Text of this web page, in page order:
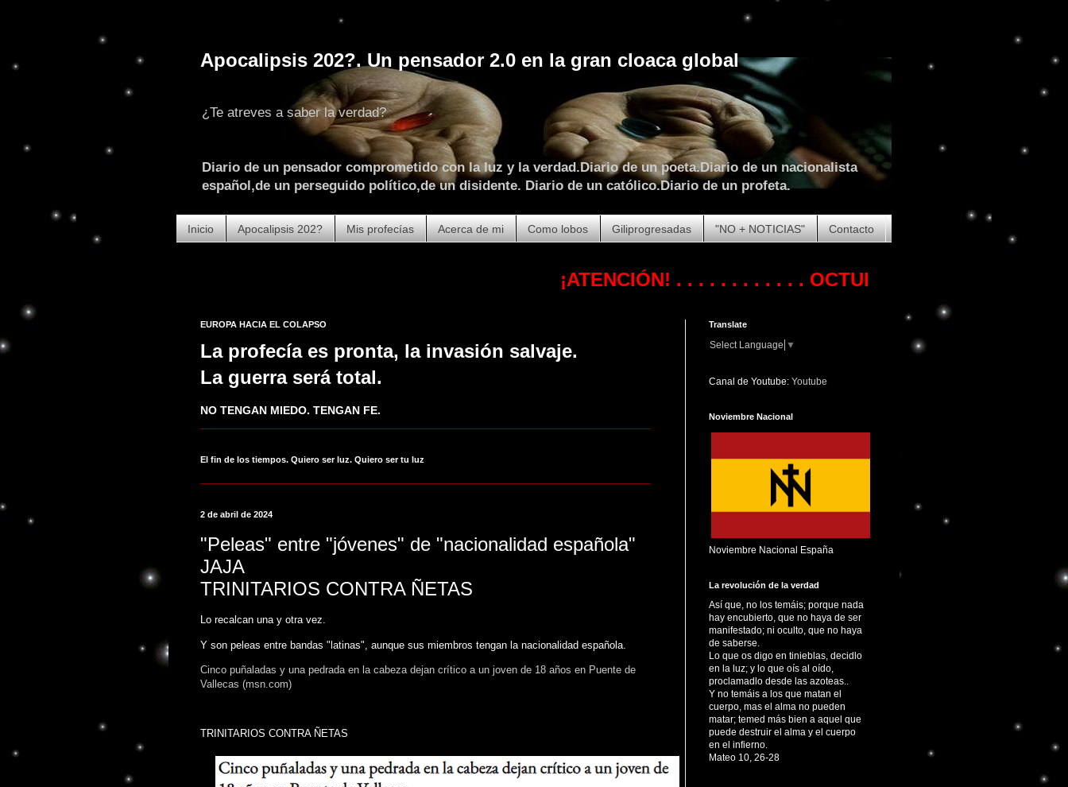
Apocalipsis 202?. Un pensador 2.0 en la gran cloaca global
¿Te atreves a saber la verdad?
Diario de un pensador comprometido con la luz y la verdad.Diario de un poeta.Diario de un nacionalista
español,de un perseguido político,de un disidente. Diario de un católico.Diario de un profeta.
Inicio Apocalipsis 202? Mis profecías Acerca de mi Como lobos Giliprogresadas "NO + NOTICIAS" Contacto
¡ATENCIÓN!. . . . . . . . . . . .OCTUBRE DE 2023. COMIENZA
EUROPA HACIA EL COLAPSO
La profecía es pronta, la invasión salvaje.
La guerra será total.
NO TENGAN MIEDO. TENGAN FE.
El fin de los tiempos. Quiero ser luz. Quiero ser tu luz
2 de abril de 2024
"Peleas" entre "jóvenes" de "nacionalidad española"
JAJA
TRINITARIOS CONTRA ÑETAS
Lo recalcan una y otra vez.
Y son peleas entre bandas "latinas", aunque sus miembros tengan la nacionalidad española.
Cinco puñaladas y una pedrada en la cabeza dejan crítico a un joven de 18 años en Puente de
Vallecas (msn.com)
TRINITARIOS CONTRA ÑETAS
Translate
Select Language ▼
Canal de Youtube: Youtube
Noviembre Nacional
Noviembre Nacional España
La revolución de la verdad
Así que, no los temáis; porque nada
hay encubierto, que no haya de ser
manifestado; ni oculto, que no haya
de saberse.
Lo que os digo en tinieblas, decidlo
en la luz; y lo que oís al oído,
proclamadlo desde las azoteas..
Y no temáis a los que matan el
cuerpo, mas el alma no pueden
matar; temed más bien a aquel que
puede destruir el alma y el cuerpo
en el infierno.
Mateo 10, 26-28